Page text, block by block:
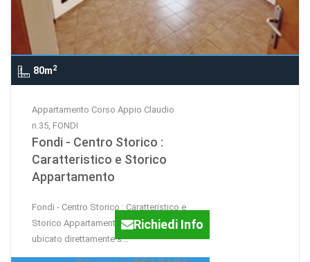
80m2
Appartamento Corso Appio Claudio
n.35, FONDI
Fondi - Centro Storico :
Caratteristico e Storico
Appartamento
Fondi - Centro Storico : Caratteristico e
Storico Appartamento di mq 80 circa
ubicato direttamente s...
Richiedi Info